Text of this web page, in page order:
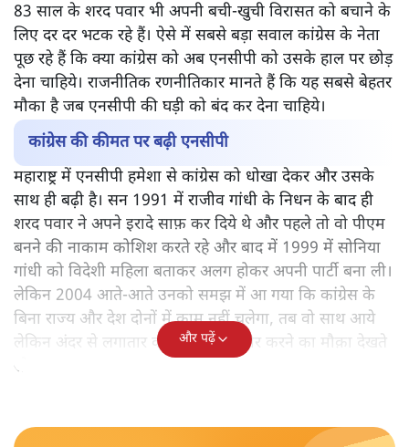
83 साल के शरद पवार भी अपनी बची-खुची विरासत को बचाने के
लिए दर दर भटक रहे हैं। ऐसे में सबसे बड़ा सवाल कांग्रेस के नेता
पूछ रहे हैं कि क्या कांग्रेस को अब एनसीपी को उसके हाल पर छोड़
देना चाहिये। राजनीतिक रणनीतिकार मानते हैं कि यह सबसे बेहतर
मौका है जब एनसीपी की घड़ी को बंद कर देना चाहिये।
कांग्रेस की कीमत पर बढ़ी एनसीपी
महाराष्ट्र में एनसीपी हमेशा से कांग्रेस को धोखा देकर और उसके
साथ ही बढ़ी है। सन 1991 में राजीव गांधी के निधन के बाद ही
शरद पवार ने अपने इरादे साफ़ कर दिये थे और पहले तो वो पीएम
बनने की नाकाम कोशिश करते रहे और बाद में 1999 में सोनिया
गांधी को विदेशी महिला बताकर अलग होकर अपनी पार्टी बना ली।
लेकिन 2004 आते-आते उनको समझ में आ गया कि कांग्रेस के
बिना राज्य और देश दोनों में काम नहीं चलेगा, तब वो साथ आये
लेकिन अंदर से लगातार कांग्रेस को कमजोर करने का मौक़ा देखते
रहे।
और पढ़ें